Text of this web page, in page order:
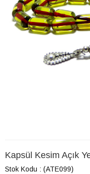
Kapsül Kesim Açık
Stok Kodu
(ATE099)